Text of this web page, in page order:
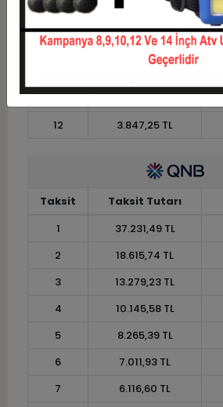
8
9
4.922,83 TL
4.505,01 TL
11
4.129,31 TL
12
3.847,25 TL
Taksit Taksit Tutarı
1
37.231,49 TL
2
18.615,74 TL
3
13.279,23 TL
4
10.145,58 TL
5
8.265,39 TL
6
7.011,93 TL
7
6.116,60 TL